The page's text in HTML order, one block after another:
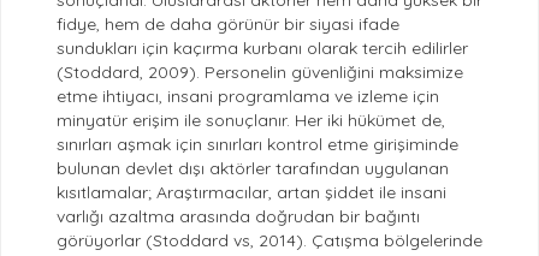
fidye, hem de daha görünür bir siyasi ifade
sundukları için kaçırma kurbanı olarak tercih edilirler
(Stoddard, 2009). Personelin güvenliğini maksimize
etme ihtiyacı, insani programlama ve izleme için
minyatür erişim ile sonuçlanır. Her iki hükümet de,
sınırları aşmak için sınırları kontrol etme girişiminde
bulunan devlet dışı aktörler tarafından uygulanan
kısıtlamalar; Araştırmacılar, artan şiddet ile insani
varlığı azaltma arasında doğrudan bir bağıntı
görüyorlar (Stoddard vs, 2014). Çatışma bölgelerinde